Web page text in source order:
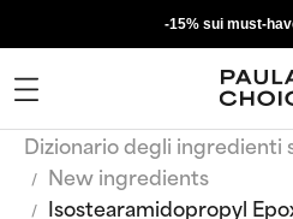
-15% sui must-
Dizionario degli ingredienti
New ingredients
Isostearamidopropyl